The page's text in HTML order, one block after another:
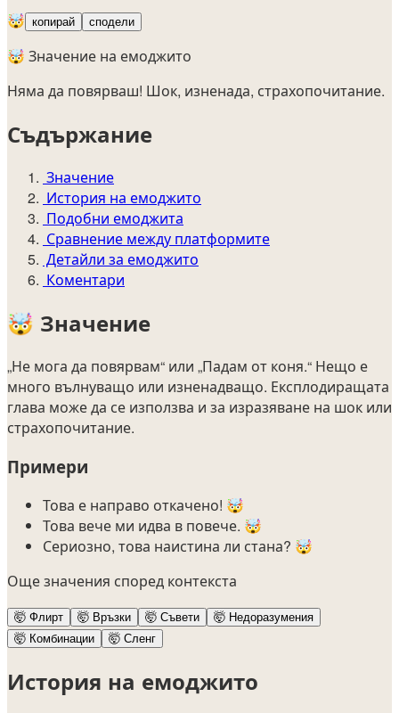
🤯 копирай сподели
🤯 Значение на емоджито
Няма да повярваш! Шок, изненада, страхопочитание.
Съдържание
Значение
История на емоджито
Подобни емоджита
Сравнение между платформите
Детайли за емоджито
Коментари
🤯 Значение
„Не мога да повярвам“ или „Падам от коня.“ Нещо е
много вълнуващо или изненадващо. Експлодиращата
глава може да се използва и за изразяване на шок или
страхопочитание.
Примери
Това е направо откачено! 🤯
Това вече ми идва в повече. 🤯
Сериозно, това наистина ли стана? 🤯
Още значения според контекста
🤯 Флирт 🤯 Връзки 🤯 Съвети 🤯 Недоразумения
🤯 Комбинации 🤯 Сленг
История на емоджито